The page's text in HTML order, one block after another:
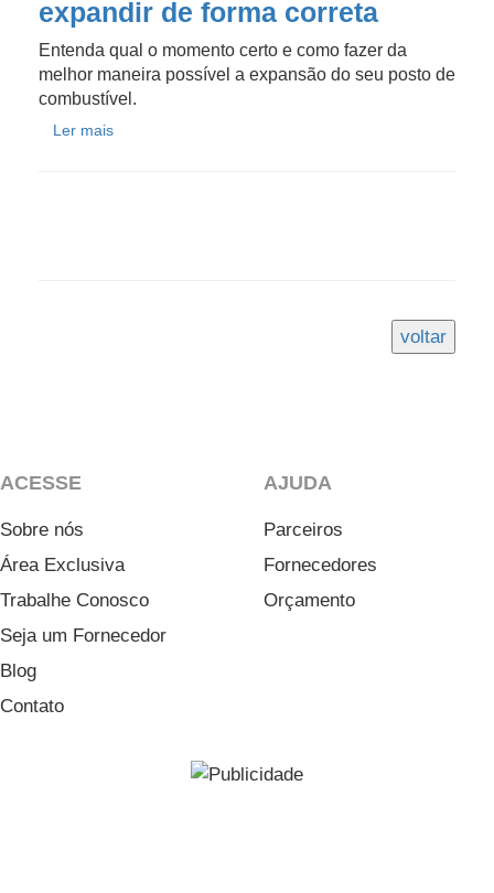
expandir de forma correta
Entenda qual o momento certo e como fazer da
melhor maneira possível a expansão do seu posto de
combustível.
Ler mais
ACESSE
Sobre nós
Área Exclusiva
Trabalhe Conosco
Seja um Fornecedor
Blog
Contato
AJUDA
Parceiros
Fornecedores
Orçamento